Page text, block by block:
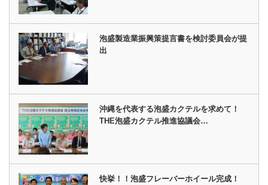
泡盛製造業振興策提言書を検討委員会が提
出
沖縄を代表する泡盛カクテルを求めて！
THE泡盛カクテル推進協議会…
快挙！！泡盛フレーバーホイール完成！